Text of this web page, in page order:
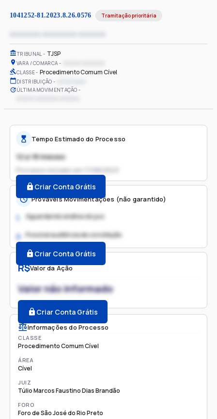
1041252-81.2023.8.26.0576 Tramitação prioritária
TRIBUNAL TJSP
VARA / COMARCA
CLASSE Procedimento Comum Cível
DISTRIBUIÇÃO
ÚLTIMA MOVIMENTAÇÃO
R$Valor da Ação
Valor não informado
Criar Conta Grátis
Informações do Processo
CLASSE
Procedimento Comum Cível
ÁREA
Cível
JUIZ
Túlio Marcos Faustino Dias Brandão
FORO
Foro de São José do Rio Preto
Tempo Estimado do Processo
12 a 18 meses
Processo iniciado em
Criar Conta Grátis
Prováveis Movimentações (não garantido)
1. Aguardando análise do juiz
2. Possível audiência de conciliação
Criar Conta Grátis